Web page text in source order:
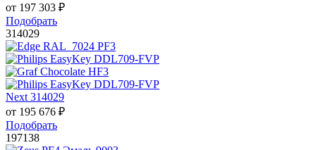
от 197 303 ₽
Подобрать
314029
Next 314029
от 195 676 ₽
Подобрать
197138